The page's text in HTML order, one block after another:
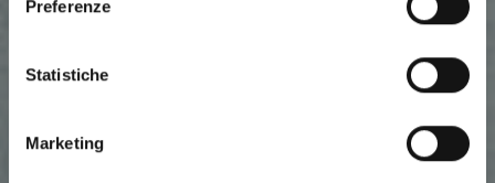
Preferenze
Statistiche
Marketing